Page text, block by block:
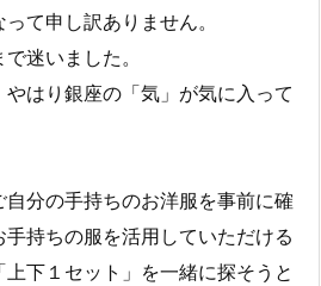
て申し訳ありません。
迷いました。
はり銀座の「気」が気に入って
分の手持ちのお洋服を事前に確
持ちの服を活用していただける
下１セット」を一緒に探そうと